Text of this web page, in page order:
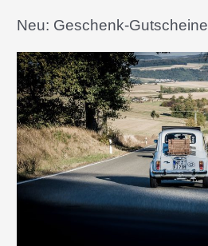
Neu: Geschenk-Gutscheine